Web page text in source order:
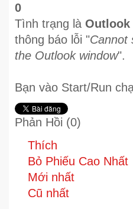
0
Tình trạng là Outlook
thông báo lỗi "Cannot
the Outlook window".
Bạn vào Start/Run
Phản Hồi (0)
Thích
Bỏ Phiếu Cao Nhất
Mới nhất
Cũ nhất